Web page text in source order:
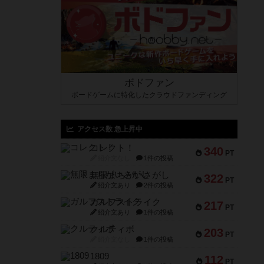
ボドファン
ボードゲームに特化したクラウドファンディング
アクセス数 急上昇中
340 PT
コレクト！
1件の投稿
322 PT
無限まちがいさがし
紹介文あり 2件の投稿
217 PT
ガルフストライク
紹介文あり 1件の投稿
203 PT
クルティボ
1件の投稿
112 PT
1809